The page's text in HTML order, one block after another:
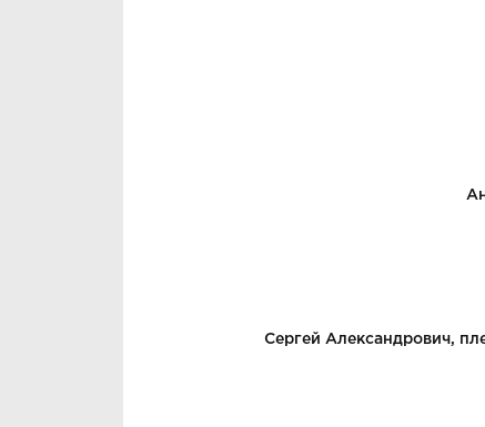
Сергей Александрович,